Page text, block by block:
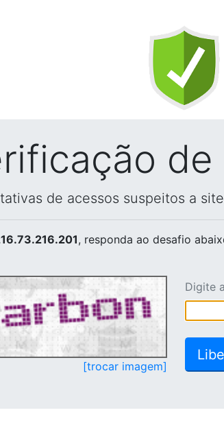
de acessos suspeitos a
, responda ao desafio
[trocar imagem]
Digite